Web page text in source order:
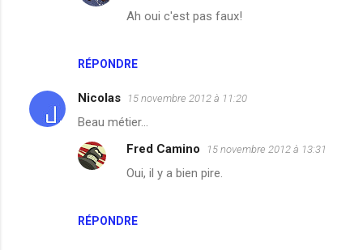
RÉPONDRE
Ah oui c'est pas faux!
Nicolas 15 novembre 2012 à 11:20
Beau métier...
RÉPONDRE
Fred Camino 15 novembre 2012 à 13:31
Oui, il y a bien pire.